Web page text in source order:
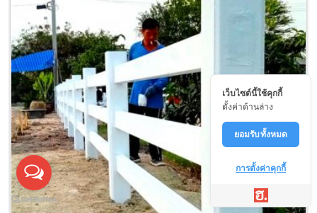
เว็บไซต์นี้ใช้คุกกี้
ตั้งค่าด้านล่าง
ยอมรับทั้งหมด
การตั้งค่าคุกกี้